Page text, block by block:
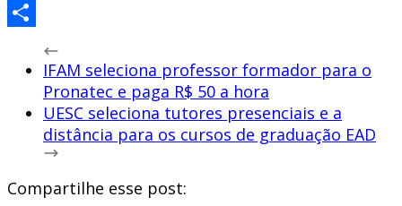
Threads
IFAM seleciona professor formador para o
Pronatec e paga R$ 50 a hora
UESC seleciona tutores presenciais e a
distância para os cursos de graduação EAD
Compartilhe esse post: